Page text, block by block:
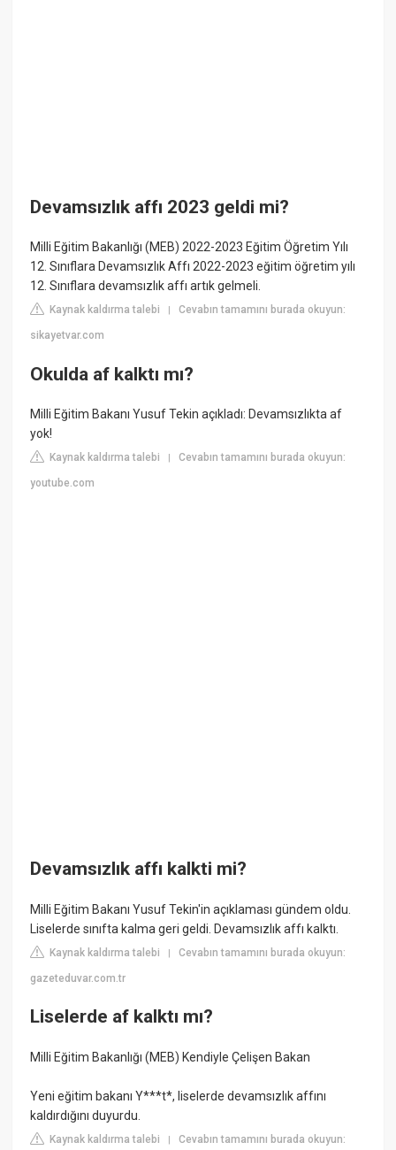
Devamsızlık affı 2023 geldi mi?
Milli Eğitim Bakanlığı (MEB) 2022-2023 Eğitim Öğretim Yılı
12. Sınıflara Devamsızlık Affı 2022-2023 eğitim öğretim yılı
12. Sınıflara devamsızlık affı artık gelmeli.
Kaynak kaldırma talebi |Cevabın tamamını burada okuyun:
sikayetvar.com
Okulda af kalktı mı?
Milli Eğitim Bakanı Yusuf Tekin açıkladı: Devamsızlıkta af
yok!
Kaynak kaldırma talebi |Cevabın tamamını burada okuyun:
youtube.com
Devamsızlık affı kalkti mi?
Milli Eğitim Bakanı Yusuf Tekin'in açıklaması gündem oldu.
Liselerde sınıfta kalma geri geldi. Devamsızlık affı kalktı.
Kaynak kaldırma talebi |Cevabın tamamını burada okuyun:
gazeteduvar.com.tr
Liselerde af kalktı mı?
Milli Eğitim Bakanlığı (MEB) Kendiyle Çelişen Bakan
Yeni eğitim bakanı Y***t*, liselerde devamsızlık affını
kaldırdığını duyurdu.
Kaynak kaldırma talebi |Cevabın tamamını burada okuyun: